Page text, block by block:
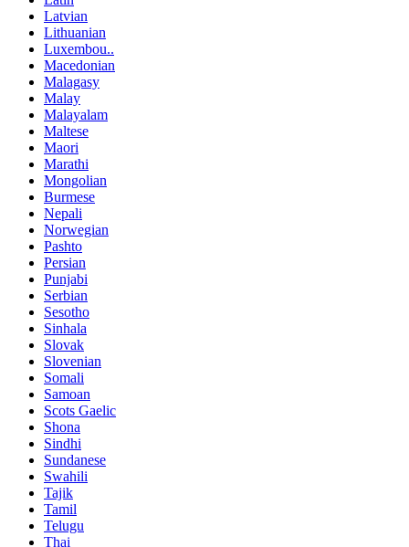
Latvian
Lithuanian
Luxembou..
Macedonian
Malagasy
Malay
Malayalam
Maltese
Maori
Marathi
Mongolian
Burmese
Nepali
Norwegian
Pashto
Persian
Punjabi
Serbian
Sesotho
Sinhala
Slovak
Slovenian
Somali
Samoan
Scots Gaelic
Shona
Sindhi
Sundanese
Swahili
Tajik
Tamil
Telugu
Thai